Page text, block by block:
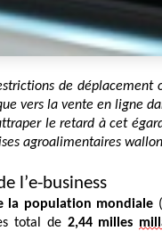
de déplacement
vers la vente en ligne
le retard à cet
agroalimentaires
l’e-business
la population mondiale
total de 2,44 milles